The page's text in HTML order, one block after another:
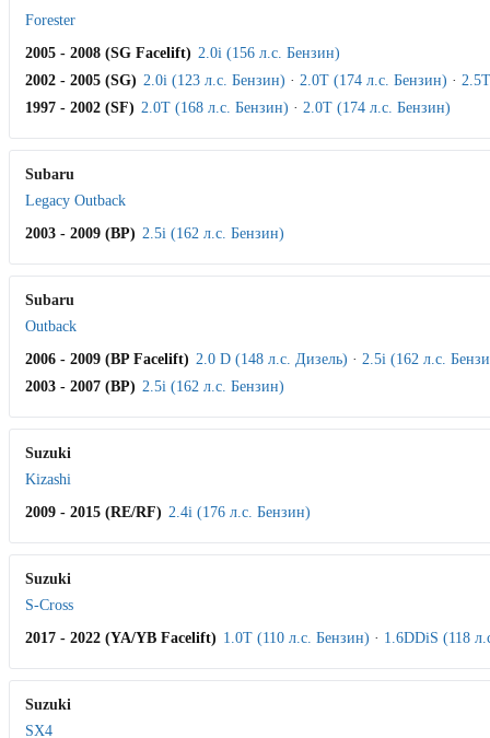
Forester
2005 - 2008 (SG Facelift) 2.0i (156 л.с. Бензин)
2002 - 2005 (SG) 2.0i (123 л.с. Бензин) · 2.0T (174 л.с. Бензин) ·
1997 - 2002 (SF) 2.0T (168 л.с. Бензин) · 2.0T (174 л.с. Бензин)
Subaru
Legacy Outback
2003 - 2009 (BP) 2.5i (162 л.с. Бензин)
Subaru
Outback
2006 - 2009 (BP Facelift) 2.0 D (148 л.с. Дизель) · 2.5i (162 л.с.
2003 - 2007 (BP) 2.5i (162 л.с. Бензин)
Suzuki
Kizashi
2009 - 2015 (RE/RF) 2.4i (176 л.с. Бензин)
Suzuki
S-Cross
2017 - 2022 (YA/YB Facelift) 1.0T (110 л.с. Бензин) · 1.6DDiS (118
Suzuki
SX4